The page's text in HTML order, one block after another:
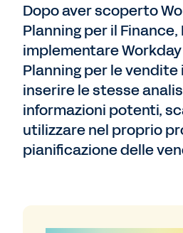
Dopo aver scoperto
Planning per il Finance,
implementare
Planning per le vendite
inserire le stesse
informazioni potenti,
utilizzare nel proprio
pianificazione delle